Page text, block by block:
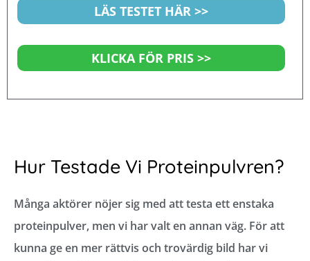
5
LÄS TESTET HÄR >>
KLICKA FÖR PRIS >>
Hur Testade Vi Proteinpulvren?
Många aktörer nöjer sig med att testa ett enstaka
proteinpulver, men vi har valt en annan väg. För att
kunna ge en mer rättvis och trovärdig bild har vi